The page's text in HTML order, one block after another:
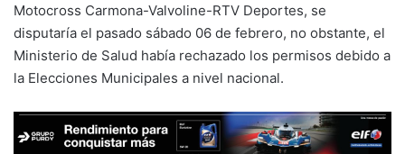
Motocross Carmona-Valvoline-RTV Deportes, se
disputaría el pasado sábado 06 de febrero, no obstante, el
Ministerio de Salud había rechazado los permisos debido a
la Elecciones Municipales a nivel nacional.